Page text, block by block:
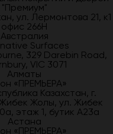
"Премиум"
ул. Лермонтова 21, к1
офис 266Н
Австралия
Surfaces
329 Darebin Road,
VIC 3071
Алматы
«ПРЕМЬЕРА»
Казахстан, г.
Жолы, ул. Жибек
этаж 1, бутик А23а
Астана
«ПРЕМЬЕРА»